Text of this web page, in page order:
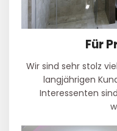
Für
Wir sind sehr stolz
langjährigen
Interessenten